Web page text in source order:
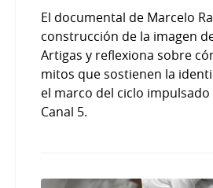
El documental de Marcelo
construcción de la imagen
Artigas y reflexiona sobre
mitos que sostienen la
el marco del ciclo impulsado
Canal 5.